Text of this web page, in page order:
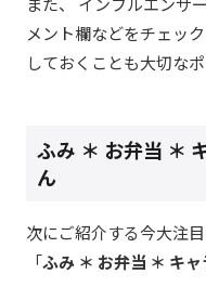
メント欄などをチェック
しておくことも大切なポ
ふみ ＊ お弁当 ＊
ん
次にご紹介する今大注
「ふみ ＊ お弁当 ＊ キ